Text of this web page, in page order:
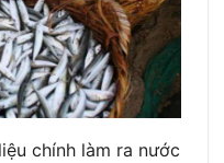
chính làm ra nước